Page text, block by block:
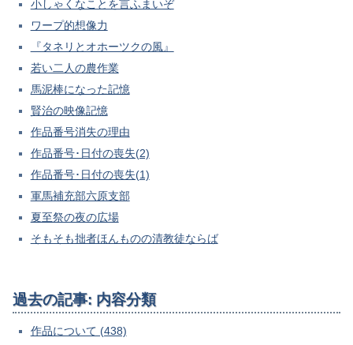
小しゃくなことを言ふまいぞ
ワープ的想像力
『タネリとオホーツクの風』
若い二人の農作業
馬泥棒になった記憶
賢治の映像記憶
作品番号消失の理由
作品番号･日付の喪失(2)
作品番号･日付の喪失(1)
軍馬補充部六原支部
夏至祭の夜の広場
そもそも拙者ほんものの清教徒ならば
過去の記事: 内容分類
作品について (438)